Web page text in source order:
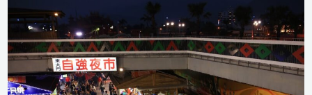
快
樂
交
朋